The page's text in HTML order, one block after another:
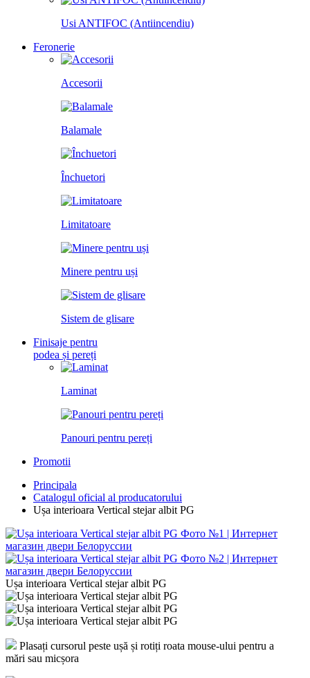
Usi ANTIFOC (Antiincendiu)
Feronerie
Accesorii
Balamale
Închuetori
Limitatoare
Minere pentru uși
Sistem de glisare
Finisaje pentru
podea și pereți
Laminat
Panouri pentru pereți
Promotii
Principala
Catalogul oficial al producatorului
Ușa interioara Vertical stejar albit PG
Ușa interioara Vertical stejar albit PG
Plasați cursorul peste ușă și rotiți roata mouse-ului pentru a
mări sau micșora